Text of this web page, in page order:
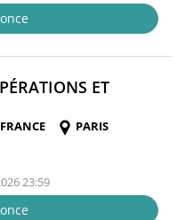
ET
FRANCE
PARIS
23:59